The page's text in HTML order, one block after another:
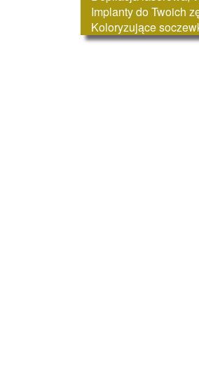
Implanty do Twoich
Koloryzujące